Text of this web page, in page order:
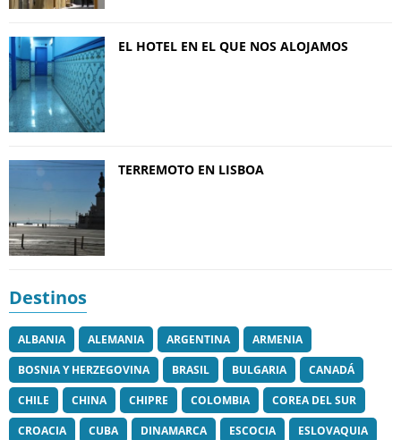
EL HOTEL EN EL QUE NOS ALOJAMOS
TERREMOTO EN LISBOA
Destinos
ALBANIA ALEMANIA ARGENTINA
ARMENIA
BOSNIA Y HERZEGOVINA
BRASIL BULGARIA
CANADÁ
CHILE
CHINA CHIPRE COLOMBIA
COREA DEL SUR
CROACIA
CUBA DINAMARCA ESCOCIA
ESLOVAQUIA